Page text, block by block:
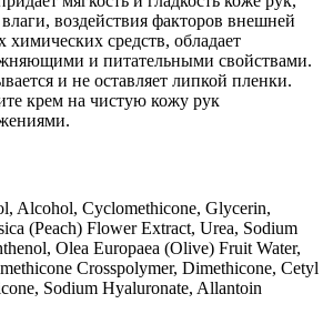
воздействия факторов внешней
химических средств, обладает
и питательными свойствами.
и не оставляет липкой пленки.
крем на чистую кожу рук
Alcohol, Cyclomethicone, Glycerin,
(Peach) Flower Extract, Urea, Sodium
Olea Europaea (Olive) Fruit Water,
Crosspolymer, Dimethicone, Cetyl
Sodium Hyaluronate, Allantoin